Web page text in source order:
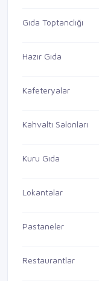
Gıda Toptanclığı
Hazır Gıda
Kafeteryalar
Kahvaltı Salonları
Kuru Gıda
Lokantalar
Pastaneler
Restaurantlar